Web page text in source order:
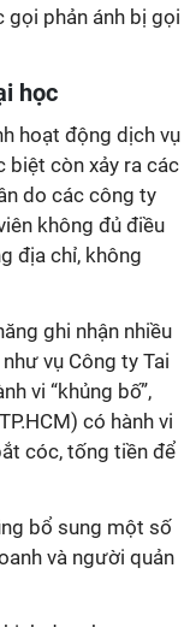
gọi phản ánh bị gọi
học
hoạt động dịch vụ
biệt còn xảy ra các
do các công ty
không đủ điều
địa chỉ, không
ghi nhận nhiều
vụ Công ty Tai
vi “khủng bố”,
có hành vi
cóc, tống tiền để
bổ sung một số
và người quản